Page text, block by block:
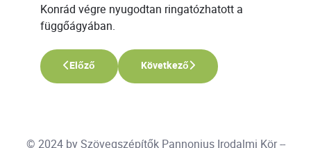
Konrád végre nyugodtan ringatózhatott a
függőágyában.
Előző cikk: Légy vagy nem légy
Előző Következő cikk: Múltvakargatás
Következő
© 2024 bySzövegszépítők Pannonius Irodalmi Kör--